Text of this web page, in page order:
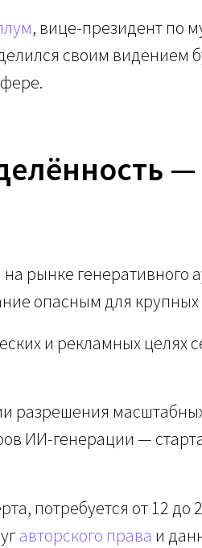
, вице-президент по
своим видением
—
рынке генеративного
опасным для
и рекламных целях
разрешения
ИИ-генерации —
потребуется от 12 до
авторского права и